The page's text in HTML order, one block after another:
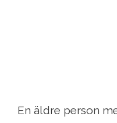
En äldre person